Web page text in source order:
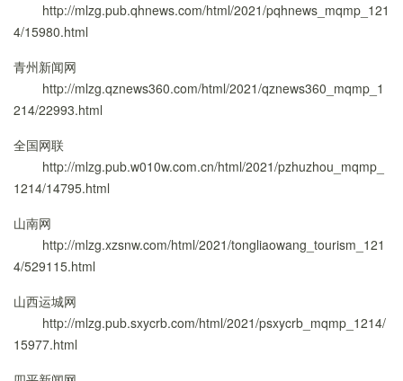
http://mlzg.pub.qhnews.com/html/2021/pqhnews_mqmp_121
4/15980.html
青州新闻网
http://mlzg.qznews360.com/html/2021/qznews360_mqmp_1
214/22993.html
全国网联
http://mlzg.pub.w010w.com.cn/html/2021/pzhuzhou_mqmp_
1214/14795.html
山南网
http://mlzg.xzsnw.com/html/2021/tongliaowang_tourism_121
4/529115.html
山西运城网
http://mlzg.pub.sxycrb.com/html/2021/psxycrb_mqmp_1214/
15977.html